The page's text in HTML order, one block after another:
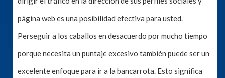
página web es una posibilidad efectiva para usted.
Perseguir a los caballos en desacuerdo por mucho tiempo
porque necesita un puntaje excesivo también puede ser un
excelente enfoque para ir a la bancarrota. Esto significa